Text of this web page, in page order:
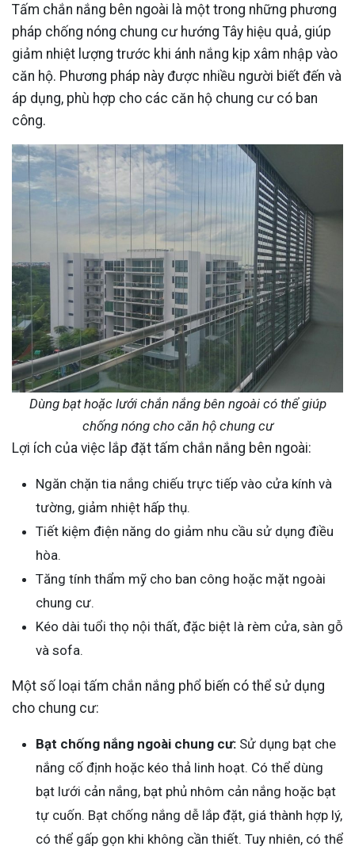
Tấm chắn nắng bên ngoài là một trong những phương
pháp chống nóng chung cư hướng Tây hiệu quả, giúp
giảm nhiệt lượng trước khi ánh nắng kịp xâm nhập vào
căn hộ. Phương pháp này được nhiều người biết đến và
áp dụng, phù hợp cho các căn hộ chung cư có ban
công.
Dùng bạt hoặc lưới chắn nắng bên ngoài có thể giúp
chống nóng cho căn hộ chung cư
Lợi ích của việc lắp đặt tấm chắn nắng bên ngoài:
Ngăn chặn tia nắng chiếu trực tiếp vào cửa kính và
tường, giảm nhiệt hấp thụ.
Tiết kiệm điện năng do giảm nhu cầu sử dụng điều
hòa.
Tăng tính thẩm mỹ cho ban công hoặc mặt ngoài
chung cư.
Kéo dài tuổi thọ nội thất, đặc biệt là rèm cửa, sàn gỗ
và sofa.
Một số loại tấm chắn nắng phổ biến có thể sử dụng
cho chung cư:
Bạt chống nắng ngoài chung cư: Sử dụng bạt che
nắng cố định hoặc kéo thả linh hoạt. Có thể dùng
bạt lưới cản nắng, bạt phủ nhôm cản nắng hoặc bạt
tự cuốn. Bạt chống nắng dễ lắp đặt, giá thành hợp lý,
có thể gấp gọn khi không cần thiết. Tuy nhiên, có thể